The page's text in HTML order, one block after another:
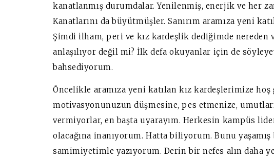
kanatlanmış durumdalar. Yenilenmiş, enerjik ve her
Kanatlarını da büyütmüşler. Sanırım aramıza yeni
Şimdi ilham, peri ve kız kardeşlik dediğimde nereden
anlaşılıyor değil mi? İlk defa okuyanlar için de
bahsediyorum.
Öncelikle aramıza yeni katılan kız kardeşlerimize
motivasyonunuzun düşmesine, pes etmenize,
vermiyorlar, en başta uyarayım. Herkesin kampüs
olacağına inanıyorum. Hatta biliyorum. Bunu
samimiyetimle yazıyorum. Derin bir nefes alın daha